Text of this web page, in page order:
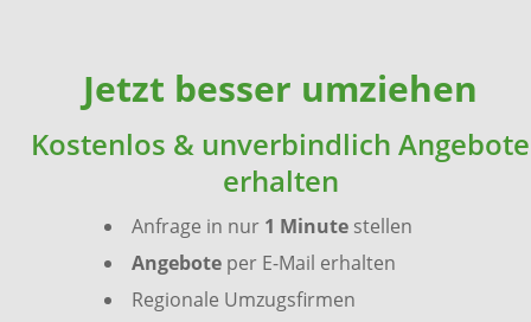
Jetzt besser umziehen
Kostenlos & unverbindlich Angebote
erhalten
Anfrage in nur 1 Minute stellen
Angebote per E-Mail erhalten
Regionale Umzugsfirmen